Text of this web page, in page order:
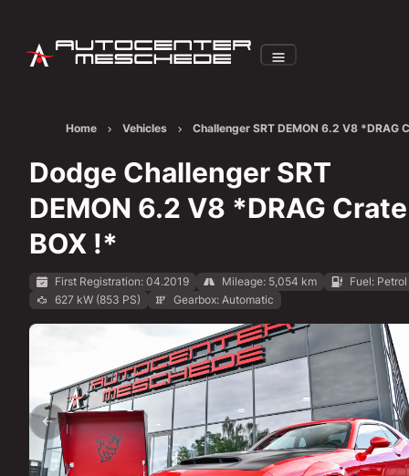
Home Vehicles
Challenger SRT DEMON 6.2 V8 *DRAG
Dodge Challenger SRT
DEMON 6.2 V8 *DRAG Crate
BOX !*
First Registration: 04.2019 Mileage: 5,054 km
Fuel: Petrol
627 kW (853 PS)
Gearbox: Automatic
Show all images: https://img.classistatic.de/api/v1/